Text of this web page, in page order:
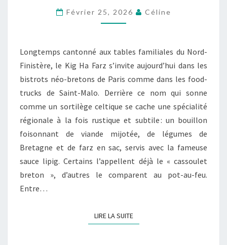
:
EST-
VRAIMENT
LE
CASSOULET
BRETON
?
Février 25, 2026 Céline
Longtemps cantonné aux tables familiales du Nord-
Finistère, le Kig Ha Farz s’invite aujourd’hui dans les
bistrots néo-bretons de Paris comme dans les food-
trucks de Saint-Malo. Derrière ce nom qui sonne
comme un sortilège celtique se cache une spécialité
régionale à la fois rustique et subtile : un bouillon
foisonnant de viande mijotée, de légumes de
Bretagne et de farz en sac, servis avec la fameuse
sauce lipig. Certains l’appellent déjà le « cassoulet
breton », d’autres le comparent au pot-au-feu.
Entre…
LIRE LA SUITELIRE LA SUITE